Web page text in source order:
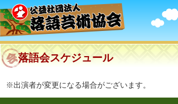
落語会スケジュール
※出演者が変更になる場合がございます。